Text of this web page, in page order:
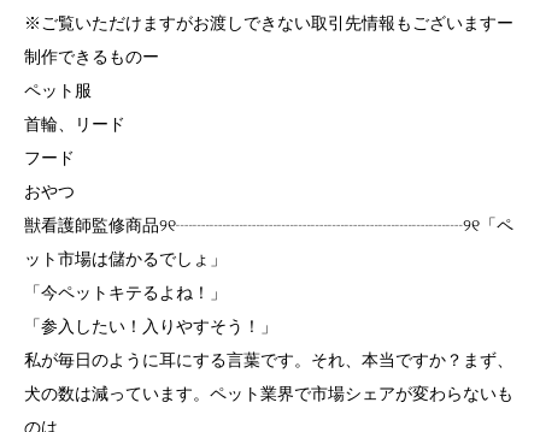
※ご覧いただけますがお渡しできない取引先情報もございますー
制作できるものー
ペット服
首輪、リード
フード
おやつ
獣看護師監修商品୨୧┈┈┈┈┈┈┈┈┈┈┈┈┈┈┈┈┈୨୧「ペ
ット市場は儲かるでしょ」
「今ペットキテるよね！」
「参入したい！入りやすそう！」
私が毎日のように耳にする言葉です。それ、本当ですか？まず、
犬の数は減っています。ペット業界で市場シェアが変わらないも
のは